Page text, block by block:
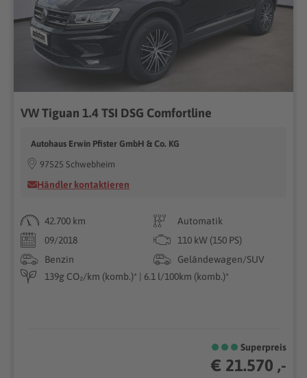
VW Tiguan 1.4 TSI DSG Comfortline
Autohaus Erwin Pfister GmbH & Co. KG
97525 Schwebheim
Händler kontaktieren
42.700 km
Automatik
09/2018
110 kW (150 PS)
Benzin
Geländewagen/SUV
139g CO₂/km (komb.)* | 6.1 l/100km (komb.)*
Superpreis
€ 21.570 ,-